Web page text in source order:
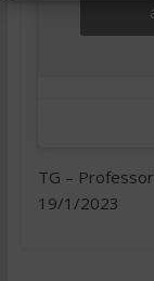
TG –
19/1/2023